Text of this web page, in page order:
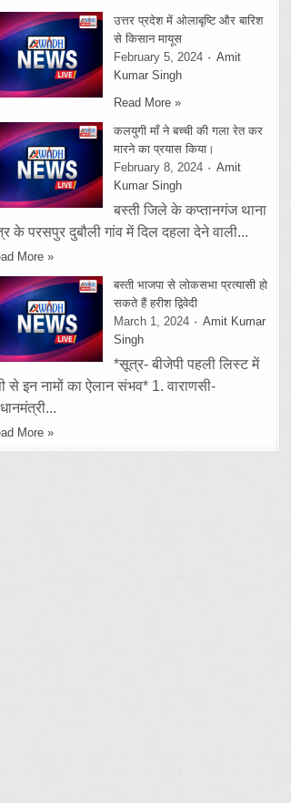
उत्तर प्रदेश में ओलाबृष्टि और बारिश
से किसान मायूस
February 5, 2024
Amit
Kumar Singh
Read More »
कलयुगी माँ ने बच्ची की गला रेत कर
मारने का प्रयास किया।
February 8, 2024
Amit
Kumar Singh
बस्ती जिले के कप्तानगंज थाना
के परसपुर दुबौली गांव में दिल दहला देने वाली...
More »
बस्ती भाजपा से लोकसभा प्रत्यासी हो
सकते हैं हरीश द्विवेदी
March 1, 2024
Amit Kumar
Singh
*सूत्र- बीजेपी पहली लिस्ट में
से इन नामों का ऐलान संभव* 1. वाराणसी-
More »